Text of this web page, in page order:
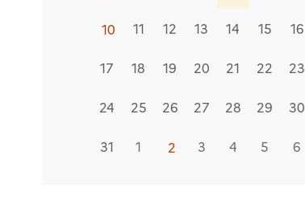
10
10 11 12 13 14 15 16
17 18 19 20 21 22 23
24 25 26 27 28 29 30
31 1 2
2 3 4 5 6